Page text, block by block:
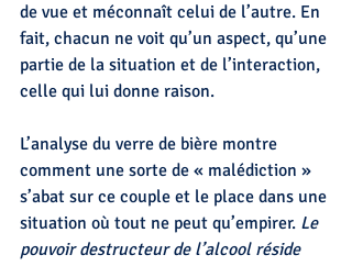
de vue et méconnaît celui de l’autre. En
fait, chacun ne voit qu’un aspect, qu’une
partie de la situation et de l’interaction,
celle qui lui donne raison.
L’analyse du verre de bière montre
comment une sorte de « malédiction »
s’abat sur ce couple et le place dans une
situation où tout ne peut qu’empirer. Le
pouvoir destructeur de l’alcool réside